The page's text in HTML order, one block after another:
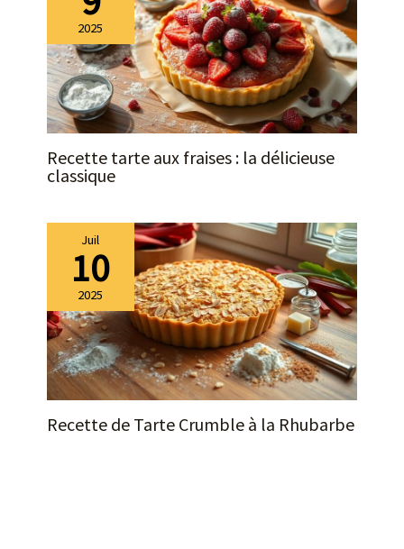
2025
Recette tarte aux fraises : la délicieuse
classique
Juil
10
2025
Recette de Tarte Crumble à la Rhubarbe